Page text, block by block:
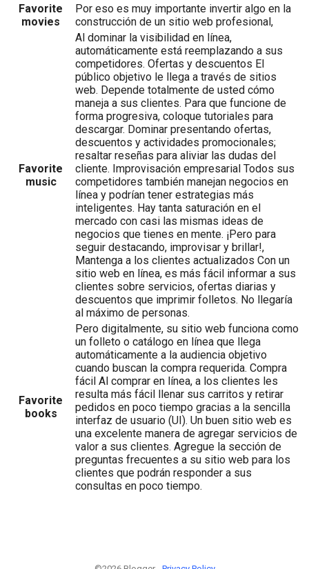
Favorite
movies
Por eso es muy importante invertir algo en la
construcción de un sitio web profesional,
Favorite
music
Al dominar la visibilidad en línea,
automáticamente está reemplazando a sus
competidores. Ofertas y descuentos El
público objetivo le llega a través de sitios
web. Depende totalmente de usted cómo
maneja a sus clientes. Para que funcione de
forma progresiva, coloque tutoriales para
descargar. Dominar presentando ofertas,
descuentos y actividades promocionales;
resaltar reseñas para aliviar las dudas del
cliente. Improvisación empresarial Todos sus
competidores también manejan negocios en
línea y podrían tener estrategias más
inteligentes. Hay tanta saturación en el
mercado con casi las mismas ideas de
negocios que tienes en mente. ¡Pero para
seguir destacando, improvisar y brillar!,
Mantenga a los clientes actualizados Con un
sitio web en línea, es más fácil informar a sus
clientes sobre servicios, ofertas diarias y
descuentos que imprimir folletos. No llegaría
al máximo de personas.
Favorite
books
Pero digitalmente, su sitio web funciona como
un folleto o catálogo en línea que llega
automáticamente a la audiencia objetivo
cuando buscan la compra requerida. Compra
fácil Al comprar en línea, a los clientes les
resulta más fácil llenar sus carritos y retirar
pedidos en poco tiempo gracias a la sencilla
interfaz de usuario (UI). Un buen sitio web es
una excelente manera de agregar servicios de
valor a sus clientes. Agregue la sección de
preguntas frecuentes a su sitio web para los
clientes que podrán responder a sus
consultas en poco tiempo.